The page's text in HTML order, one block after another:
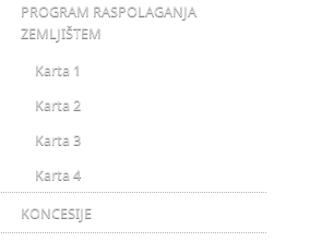
PROGRAM RASPOLAGANJA
ZEMLJIŠTEM
Karta 1
Karta 2
Karta 3
Karta 4
KONCESIJE